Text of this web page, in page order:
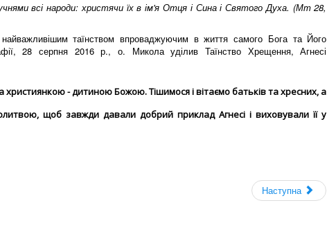
всі народи: христячи їх в ім'я Отця і Сина і Святого Духа. (Мт 28,
таїнством впроваджуючим в життя самого Бога та Його
28 серпня 2016 р., о. Микола уділив Таїнство Хрещення, Агнесі
християнкою - дитиною Божою. Тішимося і вітаємо батьків та хресних, а
щоб завжди давали добрий приклад Агнесі і виховували її у
Наступна